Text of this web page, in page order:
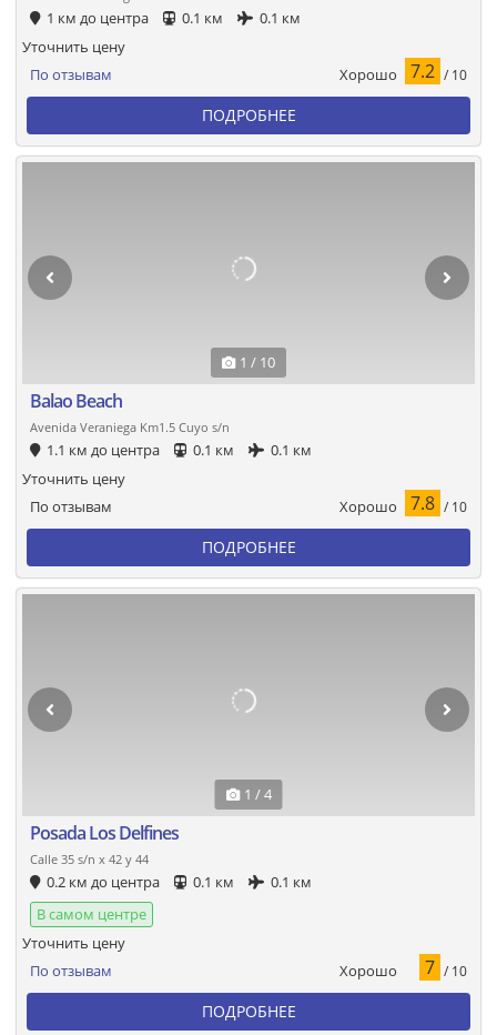
1 км до центра 0.1 км 0.1 км
По отзывам Хорошо 7.2 / 10
Уточнить цену
ПОДРОБНЕЕ
1 / 10
Balao Beach
Avenida Veraniega Km1.5 Cuyo s/n
1.1 км до центра 0.1 км 0.1 км
По отзывам Хорошо 7.8 / 10
Уточнить цену
ПОДРОБНЕЕ
1 / 4
Posada Los Delfines
Calle 35 s/n x 42 y 44
0.2 км до центра 0.1 км
0.1 км
В самом центре
По отзывам Хорошо 7 / 10
Уточнить цену
ПОДРОБНЕЕ